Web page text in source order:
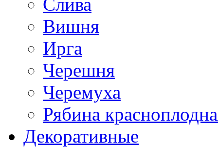
Вишня
Ирга
Черешня
Черемуха
Рябина
Декоративные